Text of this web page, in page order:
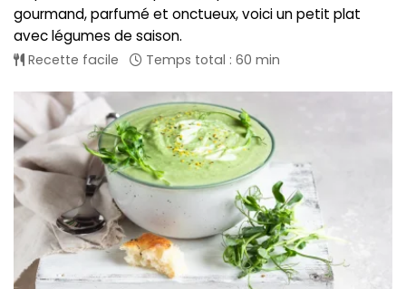
gourmand, parfumé et onctueux, voici un petit plat
avec légumes de saison.
Recette facile Temps total : 60 min